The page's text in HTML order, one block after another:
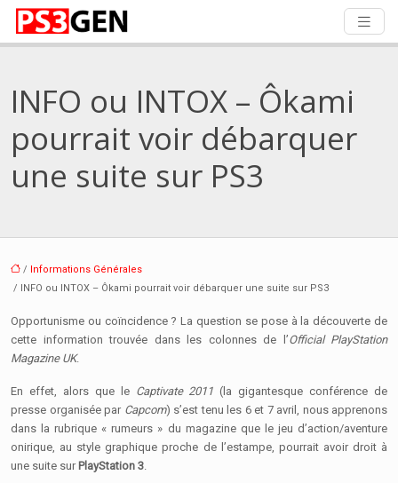
INFO ou INTOX – Ôkami
pourrait voir débarquer
une suite sur PS3
/ Informations Générales
/ INFO ou INTOX – Ôkami pourrait voir débarquer une suite sur PS3
Opportunisme ou coïncidence ? La question se pose à la découverte de
cette information trouvée dans les colonnes de l’Official PlayStation
Magazine UK.
En effet, alors que le Captivate 2011 (la gigantesque conférence de
presse organisée par Capcom) s’est tenu les 6 et 7 avril, nous apprenons
dans la rubrique « rumeurs » du magazine que le jeu d’action/aventure
onirique, au style graphique proche de l’estampe, pourrait avoir droit à
une suite surPlayStation 3